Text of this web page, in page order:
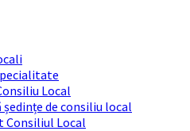
Local
ședințe de consiliu local
Consiliul Local